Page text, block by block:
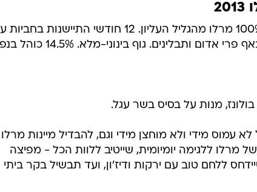
100% מרלו מהגליל העליון. 12 חודשי התיישנות
ותבלינים. גוף בינוני-מלא. 14.5% כוהל בנפח.
מנות על בסיס בשר עגל.
עמוס מידי ולא מוחצן מידי וגם, להבדיל מיינות מרלו
של מרלו ללגימה יומיומית, שייטיב ללוות הכל - מפיצה
ללחם טוב עם ירקות ודיז'ון, ועד תבשיל בקר ביתי